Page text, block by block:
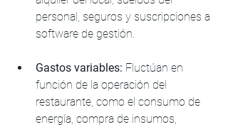
personal, seguros y suscripciones a
software de gestión.
Gastos variables: Fluctúan en
función de la operación del
restaurante, como el consumo de
energía, compra de insumos,